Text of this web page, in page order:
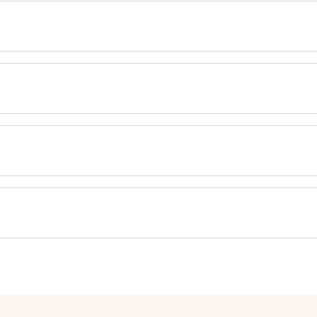
Longevity Skincare, wspierający naturalną zdolność skóry
aktywatorem długowieczności z działaniem
JAPONICA SEED OIL, SODIUM ACRYLATES COPOLYMER,
DULCIS OIL, HYDROLYZED MYRTUS COMMUNIS LEAF
LECITHIN, HYDROLYZED CANDIDA SAITOANA EXTRACT, DECYL
GLYCOL, OCTADECYL DI-T-BUTYL-4-
HEXAMETHYLINDANOPYRAN,
twarzy, szyi i dekoltu, omijając okolice oczu.